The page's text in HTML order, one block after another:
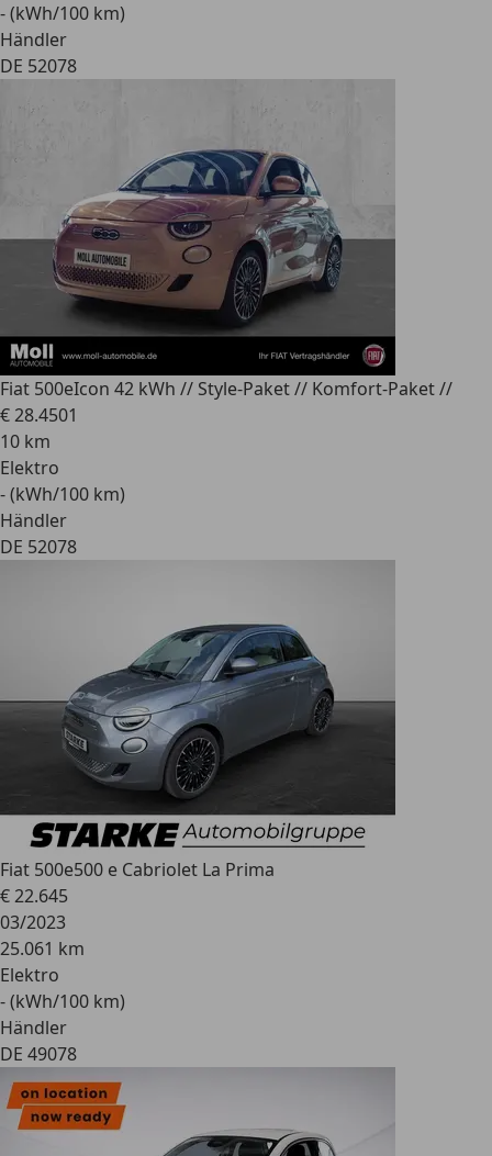
- (kWh/100 km)
Händler
DE 52078
Fiat 500eIcon 42 kWh // Style-Paket // Komfort-Paket //
€ 28.4501
10 km
Elektro
- (kWh/100 km)
Händler
DE 52078
Fiat 500e500 e Cabriolet La Prima
€ 22.645
03/2023
25.061 km
Elektro
- (kWh/100 km)
Händler
DE 49078